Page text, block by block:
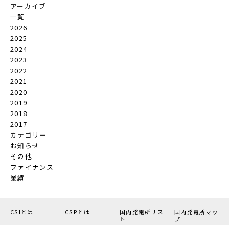
アーカイブ
一覧
2026
2025
2024
2023
2022
2021
2020
2019
2018
2017
カテゴリー
お知らせ
その他
ファイナンス
業績
CSIとは CSPとは
国内発電所リス
ト
国内発電所マッ
プ